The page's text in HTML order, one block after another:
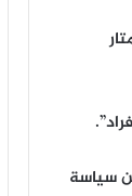
هدمت منزله المكون من طابقين، مساحة كل طابق 210 أمتار
سياسة